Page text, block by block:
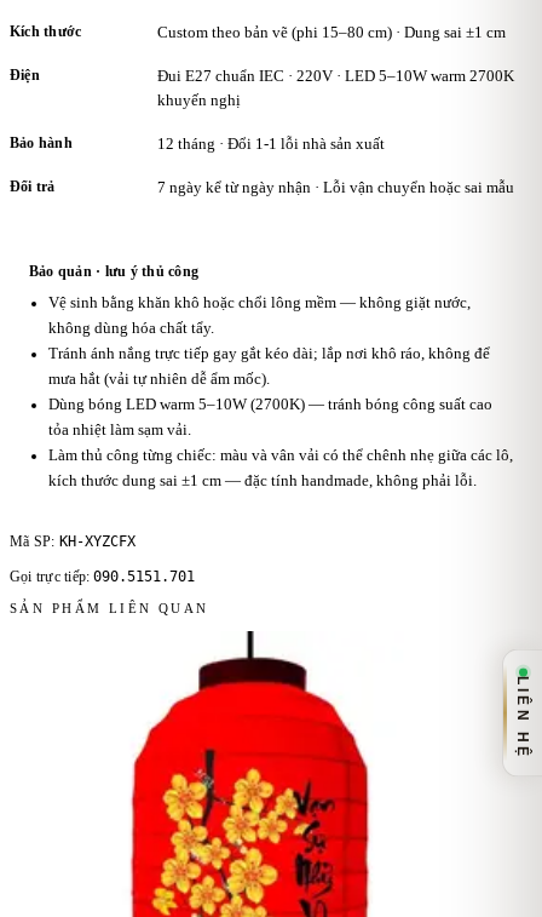
Kích thước Custom theo bản vẽ (phi 15–80 cm) · Dung sai ±1 cm
Điện
Đui E27 chuẩn IEC · 220V · LED 5–10W warm 2700K
khuyến nghị
Bảo hành 12 tháng · Đổi 1-1 lỗi nhà sản xuất
Đổi trả 7 ngày kể từ ngày nhận · Lỗi vận chuyển hoặc sai mẫu
Bảo quản · lưu ý thủ công
Vệ sinh bằng khăn khô hoặc chổi lông mềm — không giặt nước,
không dùng hóa chất tẩy.
Tránh ánh nắng trực tiếp gay gắt kéo dài; lắp nơi khô ráo, không để
mưa hắt (vải tự nhiên dễ ẩm mốc).
Dùng bóng LED warm 5–10W (2700K) — tránh bóng công suất cao
tỏa nhiệt làm sạm vải.
Làm thủ công từng chiếc: màu và vân vải có thể chênh nhẹ giữa các lô,
kích thước dung sai ±1 cm — đặc tính handmade, không phải lỗi.
Mã SP: KH-XYZCFX
Gọi trực tiếp:090.5151.701
SẢN PHẨM LIÊN QUAN
LIÊN HỆ